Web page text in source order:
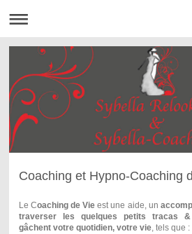
Coaching et Hypno-Coaching
Le Coaching de Vie est une aide, un
traverser les quelques petits tracas
gâchent votre quotidien, votre vie, tels que :